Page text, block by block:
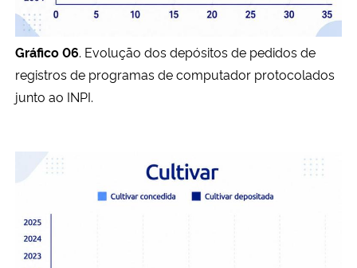
Gráfico 06. Evolução dos depósitos de pedidos de
registros de programas de computador protocolados
junto ao INPI.